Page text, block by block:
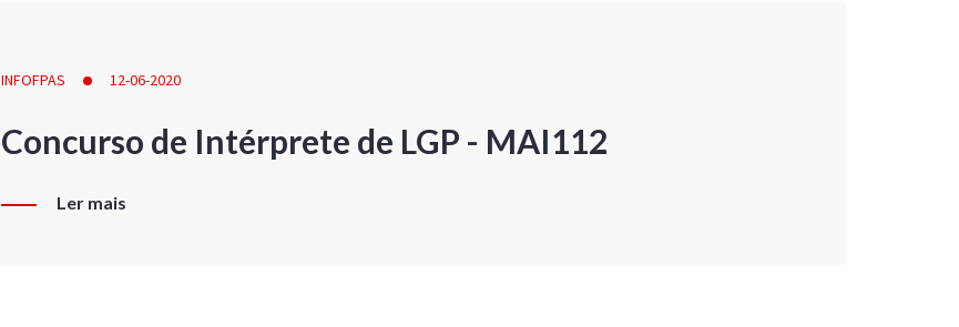
INFOFPAS 12-06-2020
Concurso de Intérprete de LGP - MAI112
Ler mais